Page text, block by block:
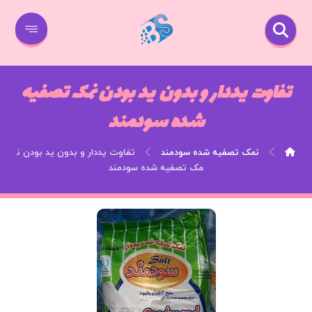
تفاوت یددار و بدون ید بودن نمک تصفیه
شده سودمند
نمک تصفیه شده سودمند
تفاوت یددار و بدون ید بودن ن
مک تصفیه شده سودمند